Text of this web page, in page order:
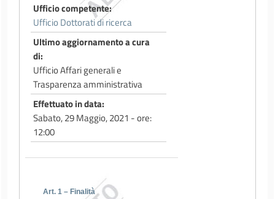
Ufficio competente
Ufficio Dottorati di ricerca
Ultimo aggiornamento a cura
di
Ufficio Affari generali e
Trasparenza amministrativa
Effettuato in data
Sabato, 29 Maggio, 2021 - ore:
12:00
Art. 1 – Finalità